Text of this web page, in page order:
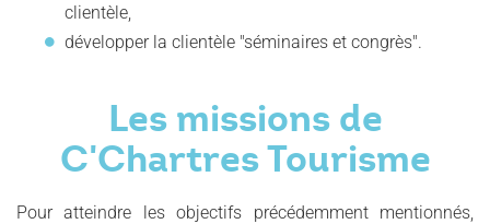
clientèle,
développer la clientèle "séminaires et congrès".
Les missions de
C'Chartres Tourisme
Pour atteindre les objectifs précédemment mentionnés,